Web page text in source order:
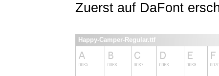
Zuerst auf DaFont
Happy-Camper-Regular.ttf